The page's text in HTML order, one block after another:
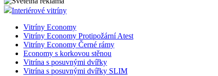
Interiérové vitríny
Vitríny Economy
Vitríny Economy Protipožární Atest
Vitríny Economy Černé rámy
Economy s korkovou stěnou
Vitrína s posuvnými dvířky
Vitrína s posuvnými dvířky SLIM